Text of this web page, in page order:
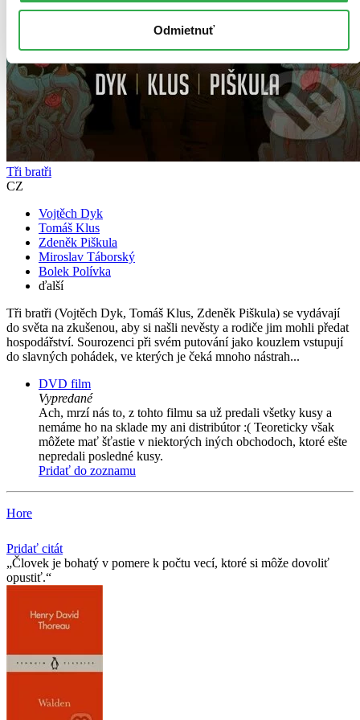
Odmietnuť
Tři bratři
CZ
Vojtěch Dyk
Tomáš Klus
Zdeněk Piškula
Miroslav Táborský
Bolek Polívka
ďalší
Tři bratři (Vojtěch Dyk, Tomáš Klus, Zdeněk Piškula) se vydávají
do světa na zkušenou, aby si našli nevěsty a rodiče jim mohli předat
hospodářství. Sourozenci při svém putování jako kouzlem vstupují
do slavných pohádek, ve kterých je čeká mnoho nástrah...
DVD film
Vypredané
Ach, mrzí nás to, z tohto filmu sa už predali všetky kusy a
nemáme ho na sklade my ani distribútor :( Teoreticky však
môžete mať šťastie v niektorých iných obchodoch, ktoré ešte
nepredali posledné kusy.
Pridať do zoznamu
Hore
Pridať citát
Človek je bohatý v pomere k počtu vecí, ktoré si môže dovoliť
opustiť.